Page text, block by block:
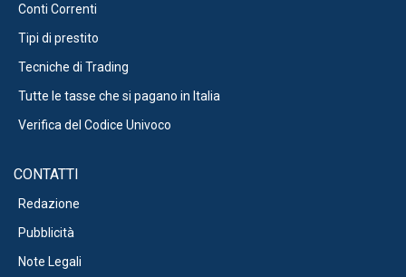
Conti Correnti
Tipi di prestito
Tecniche di Trading
Tutte le tasse che si pagano in Italia
Verifica del Codice Univoco
CONTATTI
Redazione
Pubblicità
Note Legali